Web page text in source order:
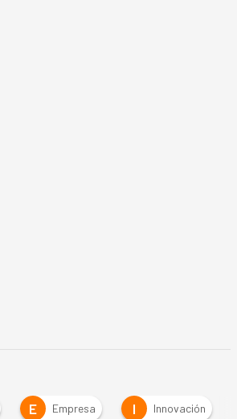
E Empresa I Innovación